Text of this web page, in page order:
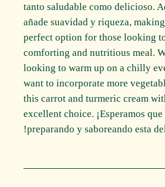
tanto saludable como delicioso.
añade suavidad y riqueza,
perfect option for those looking
comforting and nutritious meal.
looking to warm up on a chilly
want to incorporate more
this carrot and turmeric cream
excellent choice. ¡Esperamos
preparando y saboreando esta